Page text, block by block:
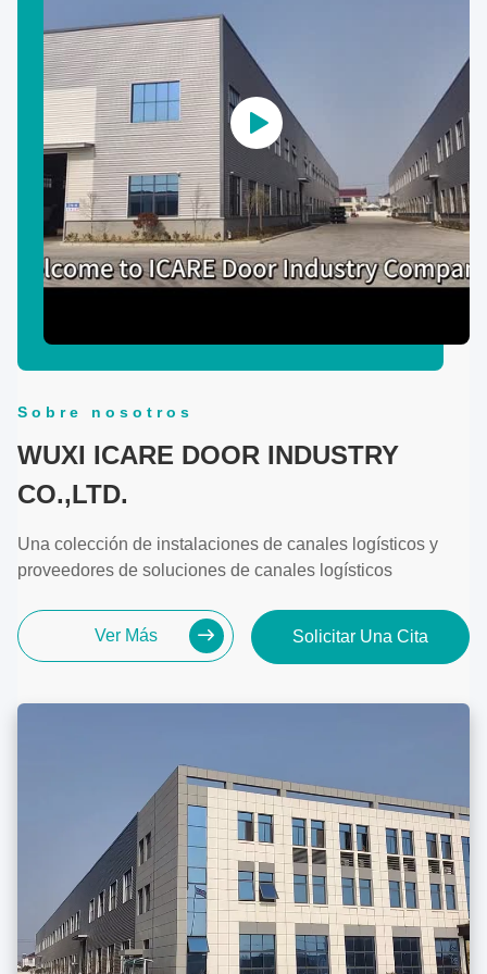
Sobre nosotros
WUXI ICARE DOOR INDUSTRY
CO.,LTD.
Una colección de instalaciones de canales logísticos y
proveedores de soluciones de canales logísticos
Ver Más Solicitar Una Cita